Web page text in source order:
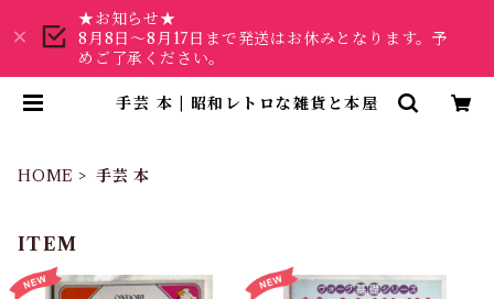
★お知らせ★
8月8日～8月17日まで発送はお休みとなります。予
めご了承ください。
手芸 本 | 昭和レトロな雑貨と本屋
HOME 手芸 本
ITEM